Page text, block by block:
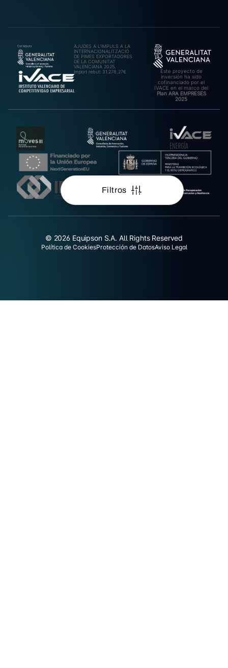
Filtros
AJUDES A L’IMPULS A LA
INTERNACIONALITZACIÓ
DE PIMES EXPORTADORES
DE LA COMUNITAT
VALENCIANA 2025.
Import rebut: 31.278,27€
Este proyecto de
inversión ha sido
cofinanciado por el
IVACE en el marco del
Plan ARA EMPRESES
2025
© 2026 Equipson S.A. All Rights Reserved
Política de CookiesProtección de DatosAviso Legal